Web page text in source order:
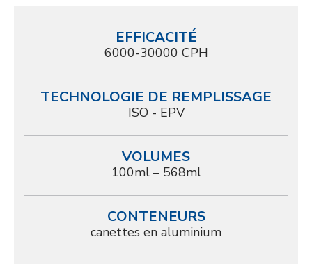
EFFICACITÉ
6000-30000 CPH
TECHNOLOGIE DE REMPLISSAGE
ISO - EPV
VOLUMES
100ml – 568ml
CONTENEURS
canettes en aluminium